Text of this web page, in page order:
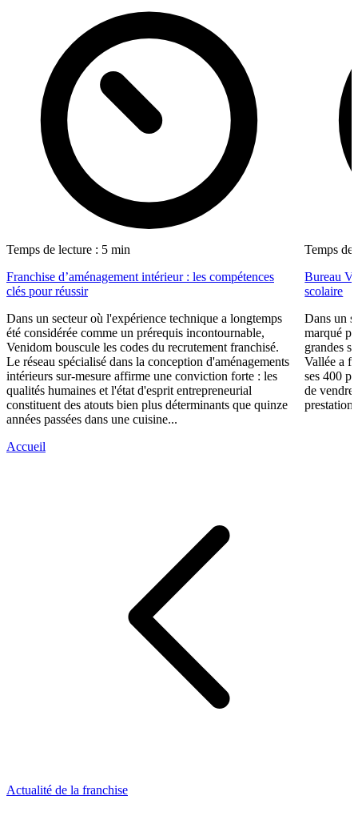
Temps de lecture : 5 min
Franchise d’aménagement intérieur : les compétences
clés pour réussir
Dans un secteur où l'expérience technique a longtemps
été considérée comme un prérequis incontournable,
Venidom bouscule les codes du recrutement franchisé.
Le réseau spécialisé dans la conception d'aménagements
intérieurs sur-mesure affirme une conviction forte : les
qualités humaines et l'état d'esprit entrepreneurial
constituent des atouts bien plus déterminants que quinze
années passées dans une cuisine...
Temps de
Bureau
scolaire
Dans un
marqué
grandes
Vallée a
ses 400
de vendre
Accueil
Actualité de la franchise